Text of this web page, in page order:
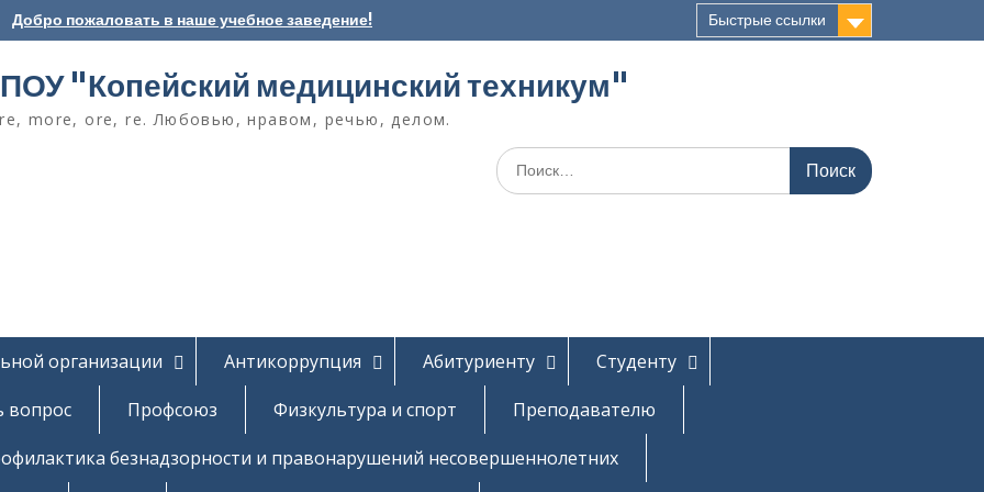
Добро пожаловать в наше учебное заведение! Быстрые ссылки
"Копейский медицинский техникум"
more, ore, re. Любовью, нравом, речью, делом.
Поиск
по:
организации Антикоррупция Абитуриенту
Студенту
вопрос Профсоюз Физкультура и спорт
Преподавателю
безнадзорности и правонарушений несовершеннолетних